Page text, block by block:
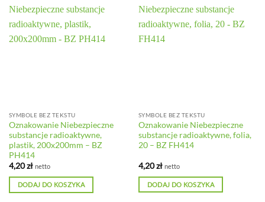
SYMBOLE BEZ TEKSTU
Oznakowanie Niebezpieczne
substancje radioaktywne,
plastik, 200x200mm – BZ
PH414
4,20zł netto
DODAJ DO KOSZYKA
SYMBOLE BEZ TEKSTU
Oznakowanie Niebezpieczne
substancje radioaktywne, folia,
20 – BZ FH414
4,20zł netto
DODAJ DO KOSZYKA